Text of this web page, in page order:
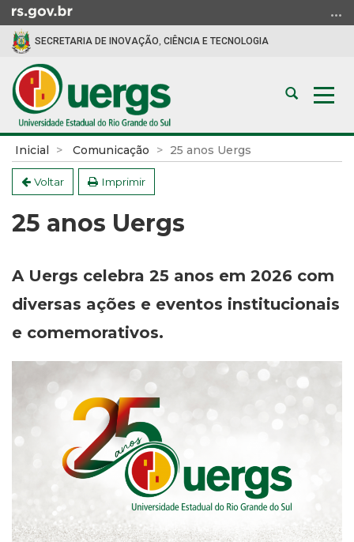
para
conteúdo
para
menu
para
busca
SECRETARIA DE INOVAÇÃO, CIÊNCIA E TECNOLOGIA
Abrir
busca
Início
do
conteúdo
Inicial Comunicação 25 anos Uergs
Voltar Imprimir
25 anos Uergs
A Uergs celebra 25 anos em 2026 com
diversas ações e eventos institucionais
e comemorativos.